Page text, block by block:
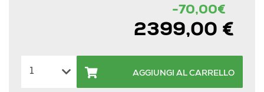
-70,00€
2399,00 €
AGGIUNGI AL CARRELLO